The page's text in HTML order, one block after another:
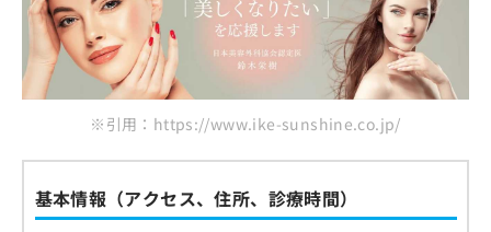
※引用：https://www.ike-sunshine.co.jp/
基本情報（アクセス、住所、診療時間）